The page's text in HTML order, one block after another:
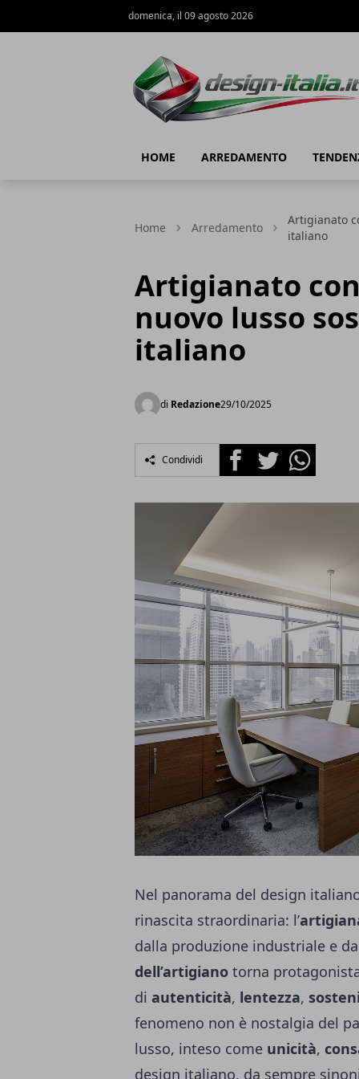
domenica, il 09 agosto 2026
HOME ARREDAMENTO
Home Arredamento
Artigianato
italiano
Artigianato
nuovo lusso
italiano
di Redazione29/10/2025
Condividi FacebookTwitterWhatsapp
Nel panorama del design
rinascita straordinaria: l’
dalla produzione industriale e
dell’artigiano torna
di autenticità, lentezza,
fenomeno non è nostalgia del
lusso, inteso come unicità,
design italiano, da sempre